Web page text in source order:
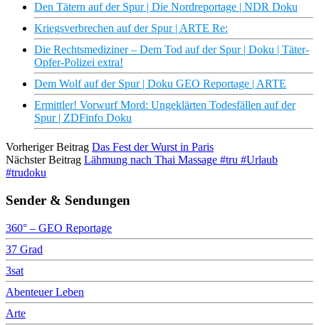
Den Tätern auf der Spur | Die Nordreportage | NDR Doku
Kriegsverbrechen auf der Spur | ARTE Re:
Die Rechtsmediziner – Dem Tod auf der Spur | Doku | Täter-
Opfer-Polizei extra!
Dem Wolf auf der Spur | Doku GEO Reportage | ARTE
Ermittler! Vorwurf Mord: Ungeklärten Todesfällen auf der
Spur | ZDFinfo Doku
Vorheriger Beitrag Das Fest der Wurst in Paris
Nächster Beitrag Lähmung nach Thai Massage #tru #Urlaub
#trudoku
Sender & Sendungen
360° – GEO Reportage
37 Grad
3sat
Abenteuer Leben
Arte